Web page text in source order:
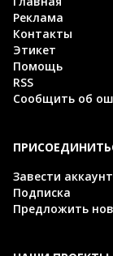
Реклама
Контакты
Этикет
Помощь
RSS
Сообщить об
Завести аккаунт
Подписка
Предложить